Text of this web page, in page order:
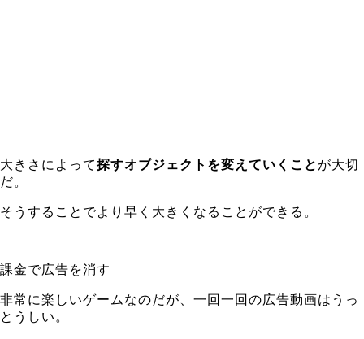
大きさによって探すオブジェクトを変えていくこと が大切
だ。
そうすることでより早く大きくなることができる。
課金で広告を消す
非常に楽しいゲームなのだが、一回一回の広告動画はうっ
とうしい。